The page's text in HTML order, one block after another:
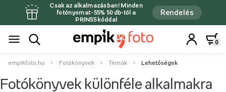
Csak az alkalmazásban! Minden
fotónyomat -55% 50 db-tól a
PRIN55 kóddal
Rendelés
0
empikfoto.hu Fotókönyvek Témák Lehetőségek
Fotókönyvek különféle alkalmakra